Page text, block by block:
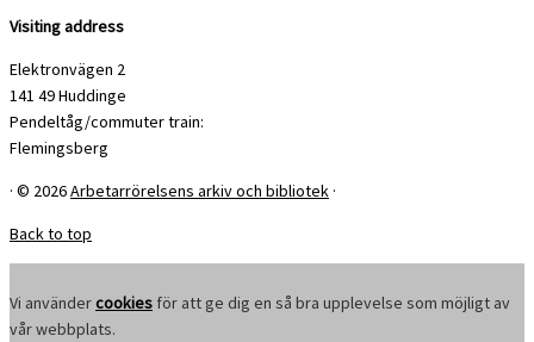
Visiting address
Elektronvägen 2
141 49 Huddinge
Pendeltåg/commuter train:
Flemingsberg
· © 2026Arbetarrörelsens arkiv och bibliotek ·
Back to top
Vi användercookies för att ge dig en så bra upplevelse som möjligt av
vår webbplats.